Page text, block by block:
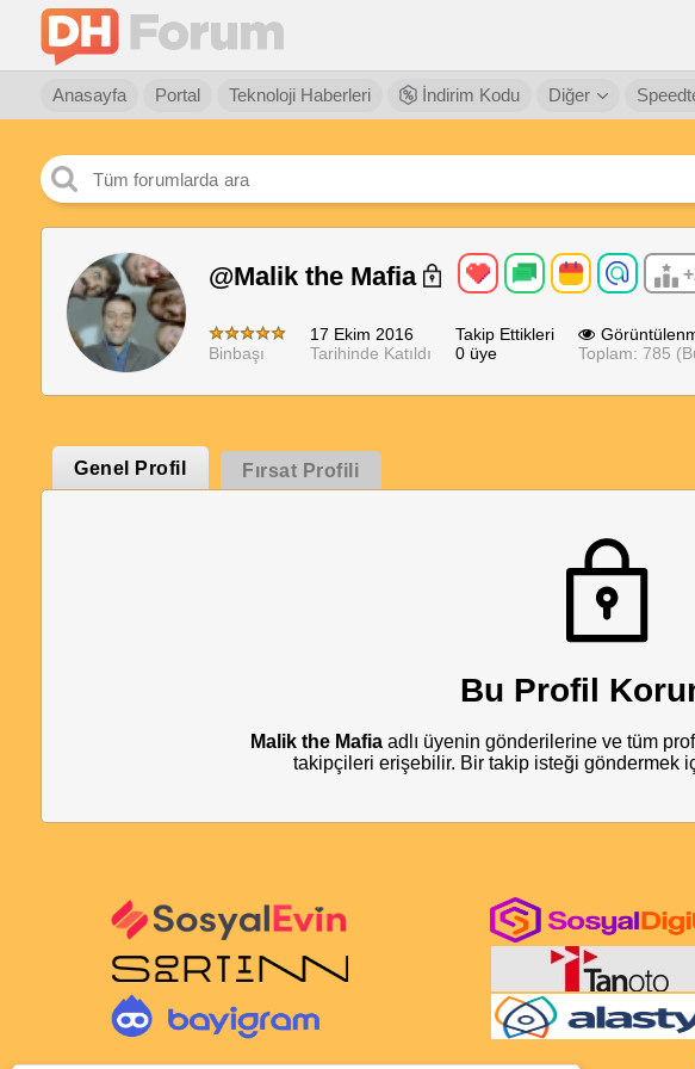
Anasayfa Portal Teknoloji Haberleri İndirim Kodu Diğer
@Malik the Mafia
Binbaşı
17 Ekim 2016
Tarihinde Katıldı
Takip Ettikleri
0 üye
Toplam: 785
Genel Profil Fırsat Profili
Bu Profil
Malik the Mafia adlı üyenin gönderilerine ve tüm
takipçileri erişebilir. Bir takip isteği göndermek